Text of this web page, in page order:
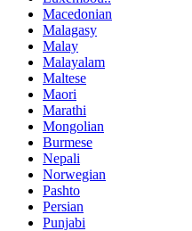
Macedonian
Malagasy
Malay
Malayalam
Maltese
Maori
Marathi
Mongolian
Burmese
Nepali
Norwegian
Pashto
Persian
Punjabi